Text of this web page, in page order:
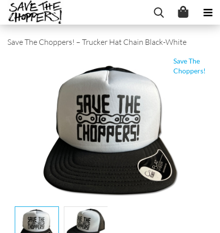
Save The Choppers! – Trucker Hat Chain Black-White
Save The
Choppers!